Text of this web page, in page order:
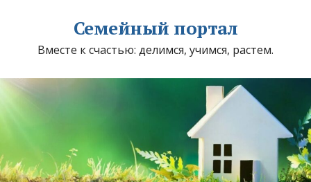
Семейный портал
Вместе к счастью: делимся, учимся, растем.